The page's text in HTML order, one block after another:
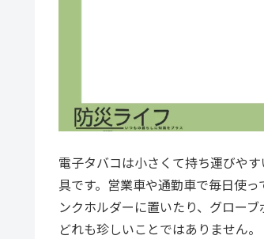
電子タバコは小さくて持ち運びや
具です。営業車や通勤車で毎日使
ンクホルダーに置いたり、グロー
どれも珍しいことではありません。